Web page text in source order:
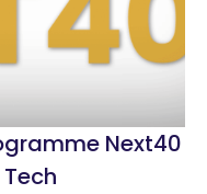
Next40